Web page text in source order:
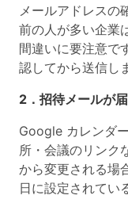
メールアドレスの
前の人が多い企業
間違いに要注意で
認してから送信し
2．招待メールが
Google カレンダ
所・会議のリンク
から変更される場
日に設定されてい